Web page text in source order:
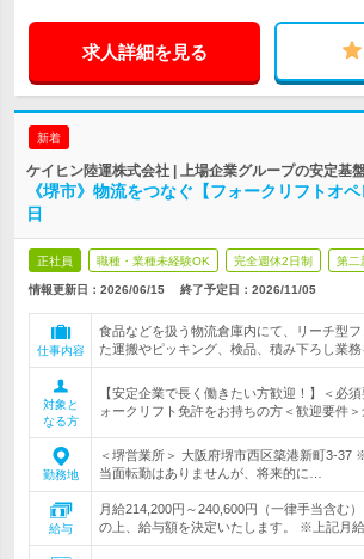
求人詳細を見る
新着
ケイヒン陸運株式会社 | 上場企業グループの安定基
《堺市》物流をつなぐ【フォークリフトオ
日
正社員 職種・業種未経験OK 完全週休2日制 第二
情報更新日：2026/06/15 終了予定日： 2026/11/05
仕事内容
食品などを扱う物流倉庫内にて、リーチ型
た運搬やピッキング、検品、積み下ろし業務
対象と
なる方
【安定企業で長く働きたい方歓迎！】＜必
ォークリフト免許をお持ちの方＜歓迎要件
勤務地
＜堺営業所＞ 大阪府堺市西区築港新町3-
当面転勤はありませんが、将来的に…
給与
月給214,200円～240,600円（一律手当含む
の上、給与額を決定いたします。 ※上記月